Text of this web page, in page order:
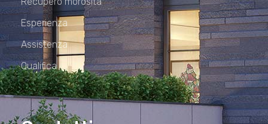
Esperienza
Assistenza
Qualifica